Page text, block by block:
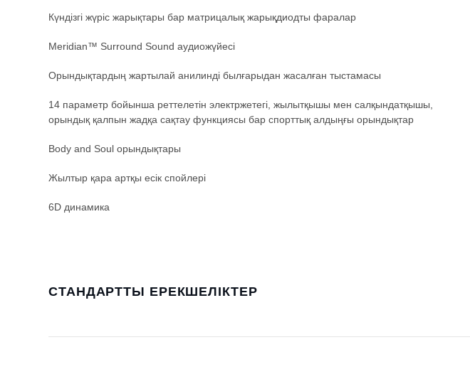
Күндізгі жүріс жарықтары бар матрицалық жарықдиодты фаралар
Meridian™ Surround Sound аудиожүйесі
Орындықтардың жартылай анилинді былғарыдан жасалған тыстамасы
14 параметр бойынша реттелетін электржетегі, жылытқышы мен салқындатқышы,
орындық қалпын жадқа сақтау функциясы бар спорттық алдыңғы орындықтар
Body and Soul орындықтары
Жылтыр қара артқы есік спойлері
6D динамика
СТАНДАРТТЫ ЕРЕКШЕЛІКТЕР